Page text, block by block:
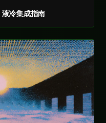
冷集成指南